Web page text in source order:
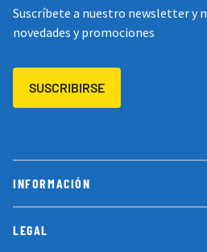
INFORMACIÓN
LEGAL
Suscríbete a nuestro newsletter y
novedades y promociones
SUSCRIBIRSE